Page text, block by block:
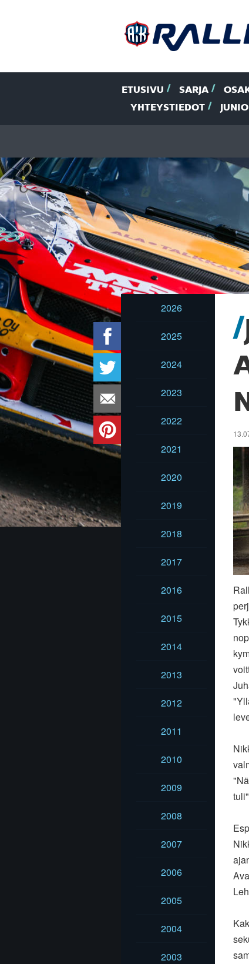
ETUSIVU SARJA
YHTEYSTIEDOT
2026
2025
2024
2023
2022
2021
2020
2019
2018
2017
2016
2015
2014
2013
2012
2011
2010
2009
2008
2007
2006
2005
2004
2003